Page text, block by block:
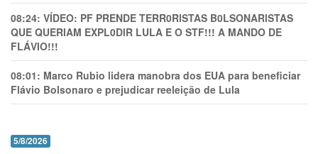
08:24: VÍDEO: PF PRENDE TERR0RlSTAS B0LSONARlSTAS
QUE QUERIAM EXPL0DlR LULA E O STF!!! A MANDO DE
FLÁVIO!!!
08:01: Marco Rubio lidera manobra dos EUA para beneficiar
Flávio Bolsonaro e prejudicar reeleição de Lula
5/8/2026